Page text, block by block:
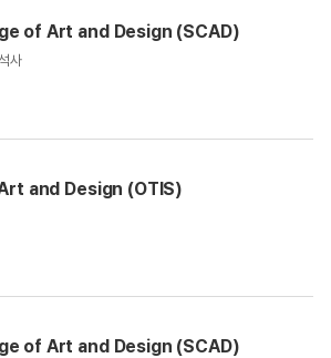
of Art and Design (SCAD)
사
and Design (OTIS)
of Art and Design (SCAD)